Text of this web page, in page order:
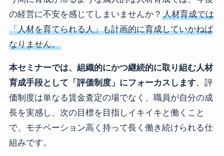
の経営に不安を感じてしまいませんか？ 人材育成では
「人材を育てられる人」も計画的に育成していかねば
なりません。
本セミナーでは、組織的にかつ継続的に取り組む人材
育成手段として「評価制度」にフォーカスします。評
価制度は単なる賃金査定の場でなく、職員が自分の成
長を実感し、次の目標を目指しイキイキと働くこと
で、モチベーション高く持って長く働き続けられる仕
組みです。